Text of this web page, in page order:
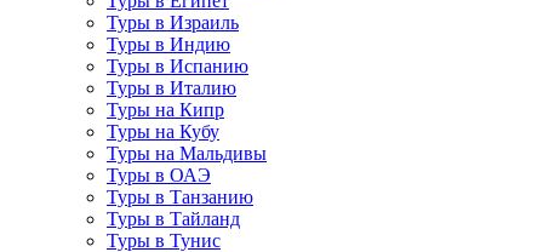
Туры в Израиль
Туры в Индию
Туры в Испанию
Туры в Италию
Туры на Кипр
Туры на Кубу
Туры на Мальдивы
Туры в ОАЭ
Туры в Танзанию
Туры в Тайланд
Туры в Тунис